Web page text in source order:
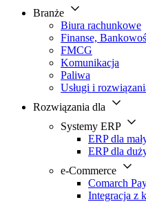
Branże
Biura rachunkowe
Finanse,
FMCG
Komunikacja
Paliwa
Usługi i
Rozwiązania dla
Systemy ERP
ERP dla
ERP dla
e-Commerce
Comarch
Integracja z